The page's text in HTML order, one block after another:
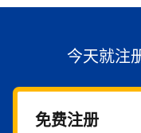
今天就注
免费注册